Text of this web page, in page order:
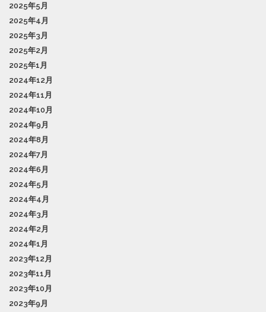
2025年5月
2025年4月
2025年3月
2025年2月
2025年1月
2024年12月
2024年11月
2024年10月
2024年9月
2024年8月
2024年7月
2024年6月
2024年5月
2024年4月
2024年3月
2024年2月
2024年1月
2023年12月
2023年11月
2023年10月
2023年9月